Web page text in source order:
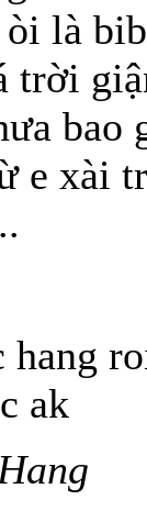
là
trời
bao
e xài
ak